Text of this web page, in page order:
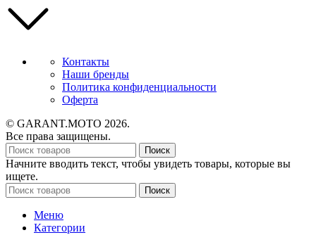
Контакты
Наши бренды
Политика конфиденциальности
Оферта
© GARANT.MOTO 2026.
Все права защищены.
Поиск
Начните вводить текст, чтобы увидеть товары, которые вы
ищете.
Поиск
Меню
Категории